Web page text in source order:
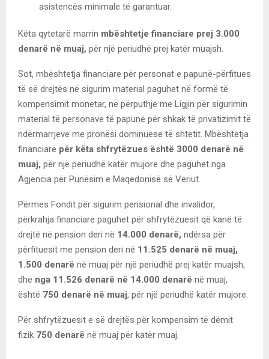
asistencës minimale të garantuar.
Këta qytetarë marrin mbështetje financiare prej 3.000
denarë në muaj, për një periudhë prej katër muajsh.
Sot, mbështetja financiare për personat e papunë-përfitues
të së drejtës në sigurim material paguhet në formë të
kompensimit monetar, në përputhje me Ligjin për sigurimin
material të personave të papunë për shkak të privatizimit të
ndërmarrjeve me pronësi dominuese të shtetit. Mbështetja
financiare për këta shfrytëzues është 3000 denarë në
muaj, për një periudhë katër mujore dhe paguhet nga
Agjencia për Punësim e Maqedonisë së Veriut.
Përmes Fondit për sigurim pensional dhe invalidor,
përkrahja financiare paguhet për shfrytëzuesit që kanë të
drejtë në pension deri në 14.000 denarë, ndërsa për
përfituesit me pension deri në 11.525 denarë në muaj,
1.500 denarë në muaj për një periudhë prej katër muajsh,
dhe nga 11.526 denarë në 14.000 denarë në muaj,
është 750 denarë në muaj, për një periudhë katër mujore.
Për shfrytëzuesit e së drejtës për kompensim të dëmit
fizik 750 denarë në muaj për katër muaj.